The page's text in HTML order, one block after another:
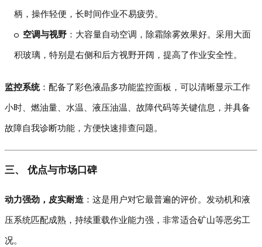
柄，操作轻便，长时间作业不易疲劳。
空调与视野 ：大容量自动空调，除霜除雾效果好。采用大面
积玻璃，特别是右侧和后方视野开阔，提高了作业安全性。
监控系统：配备了彩色液晶多功能监控面板，可以清晰显示工作
小时、燃油量、水温、液压油温、故障代码等关键信息，并具备
故障自我诊断功能，方便快速排查问题。
三、 优点与市场口碑
动力强劲，皮实耐造 ：这是用户对它最普遍的评价。发动机和液
压系统匹配成熟，持续重载作业能力强，非常适合矿山等恶劣工
况。